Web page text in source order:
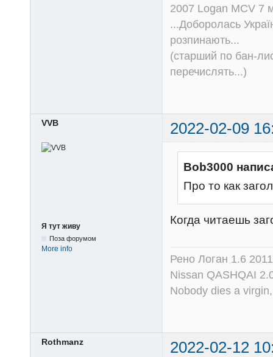
2007 Logan MCV 7
...Доборолась
розпинають...
(старший по бан-
перечислять...)
VVB 2022-02-09
Я тут живу
Поза форумом
More info
Bob3000
Про то как
Когда читаешь
Рено Логан 1.6
Nissan QASHQAI
Nobody dies a
Rothmanz 2022-02-12